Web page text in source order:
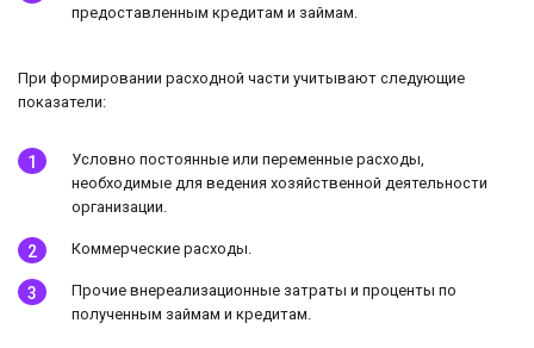
предоставленным кредитам и займам.
При формировании расходной части учитывают следующие
показатели:
Условно постоянные или переменные расходы,
необходимые для ведения хозяйственной деятельности
организации.
Коммерческие расходы.
Прочие внереализационные затраты и проценты по
полученным займам и кредитам.